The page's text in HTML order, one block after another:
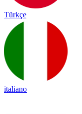
Türkçe
italiano